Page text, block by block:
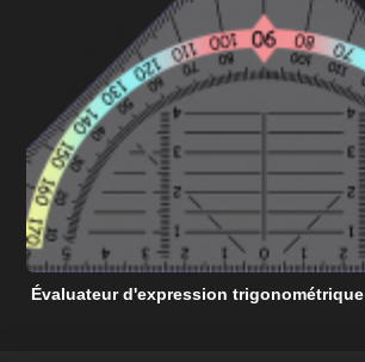
Évaluateur d'expression trigonométrique